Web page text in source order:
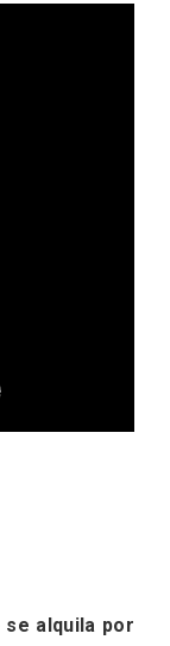
se alquila por